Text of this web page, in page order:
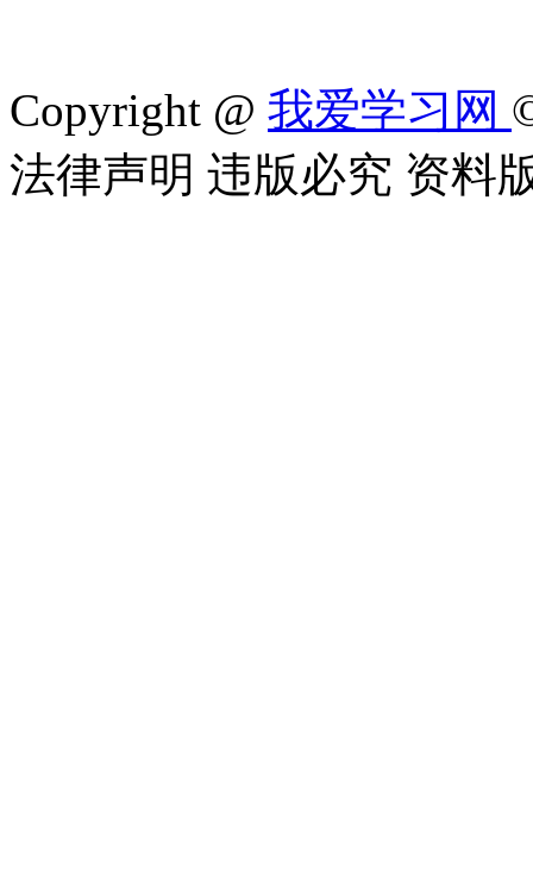
Copyright @ 我爱学习网
法律声明 违版必究 资料